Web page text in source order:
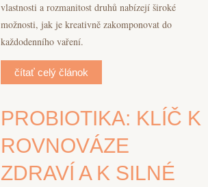
vlastnosti a rozmanitost druhů nabízejí široké
možnosti, jak je kreativně zakomponovat do
každodenního vaření.
čítať celý článok
PROBIOTIKA: KLÍČ K
ROVNOVÁZE
ZDRAVÍ A K SILNÉ